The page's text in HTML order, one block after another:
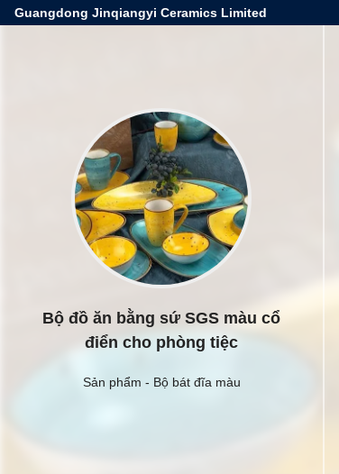
Guangdong Jinqiangyi Ceramics Limited
Bộ đồ ăn bằng sứ SGS màu cổ
điển cho phòng tiệc
Sản phẩm - Bộ bát đĩa màu